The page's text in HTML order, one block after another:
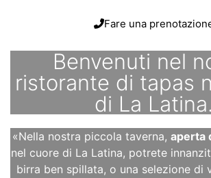
Fare una
Benvenuti nel
ristorante di tapas
di La Latina.
«Nella nostra piccola taverna, aperta
nel cuore di La Latina, potrete
birra ben spillata, o una selezione di